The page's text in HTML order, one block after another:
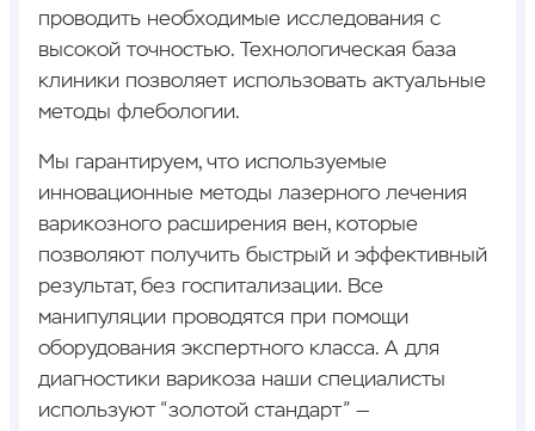
проводить необходимые исследования с
высокой точностью. Технологическая база
клиники позволяет использовать актуальные
методы флебологии.
Мы гарантируем, что используемые
инновационные методы лазерного лечения
варикозного расширения вен, которые
позволяют получить быстрый и эффективный
результат, без госпитализации. Все
манипуляции проводятся при помощи
оборудования экспертного класса. А для
диагностики варикоза наши специалисты
используют “золотой стандарт” —